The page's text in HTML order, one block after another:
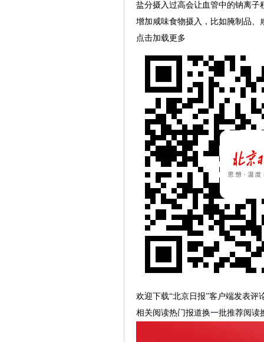
盐分摄入过高会让血管中的钠离
增加咸味食物摄入，比如腌制品、
点击加载更多
欢迎下载“北京日报”客户端发表评
相关阅读热门报道换一批推荐阅读